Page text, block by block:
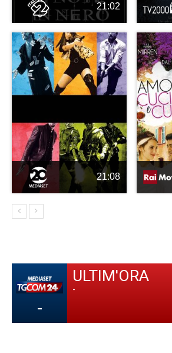
21:02
21:08
-
ULTIM'ORA
-